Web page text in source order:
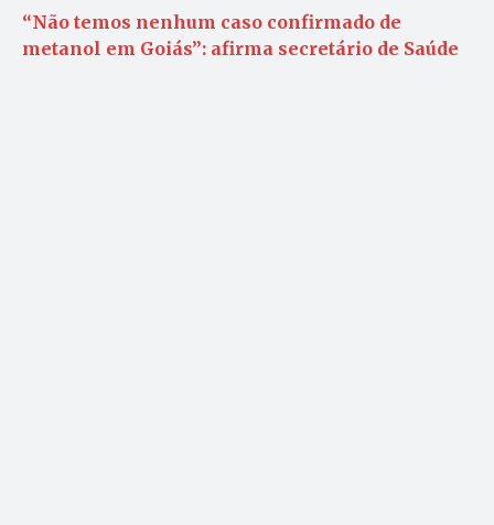
“Não temos nenhum caso confirmado de
metanol em Goiás”: afirma secretário de Saúde